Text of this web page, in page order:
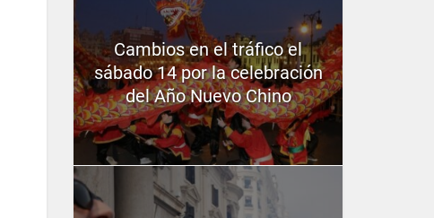
Cambios en el tráfico el
sábado 14 por la celebración
del Año Nuevo Chino